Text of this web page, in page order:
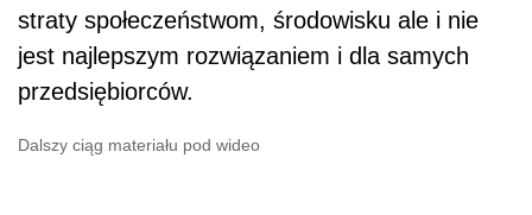
straty społeczeństwom, środowisku ale i nie
jest najlepszym rozwiązaniem i dla samych
przedsiębiorców.
Dalszy ciąg materiału pod wideo